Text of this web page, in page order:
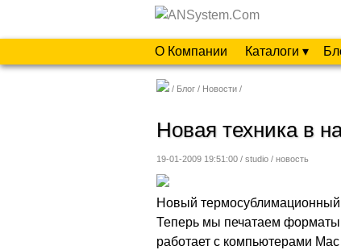
О Компании Каталоги ▾
Блог Новости
Новая техника в
19-01-2009 19:51:00 / studio / новость
Новый термосублимационный
Теперь мы печатаем форматы
работает с компьютерами